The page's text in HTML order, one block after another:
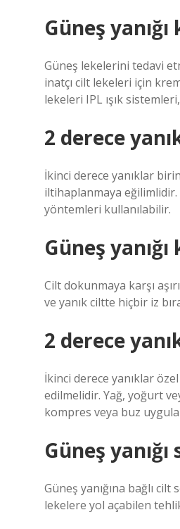
Güneş
Güneş lekelerini tedavi
inatçı cilt lekeleri için
lekeleri IPL ışık
2 derece
İkinci derece yanıklar
iltihaplanmaya eğilimlidir.
yöntemleri kullanılabilir.
Güneş yanığı
Cilt dokunmaya karşı
ve yanık ciltte hiçbir iz
2 derece
İkinci derece yanıklar
edilmelidir. Yağ, yoğurt
kompres veya buz
Güneş
Güneş yanığına bağlı
lekelere yol açabilen